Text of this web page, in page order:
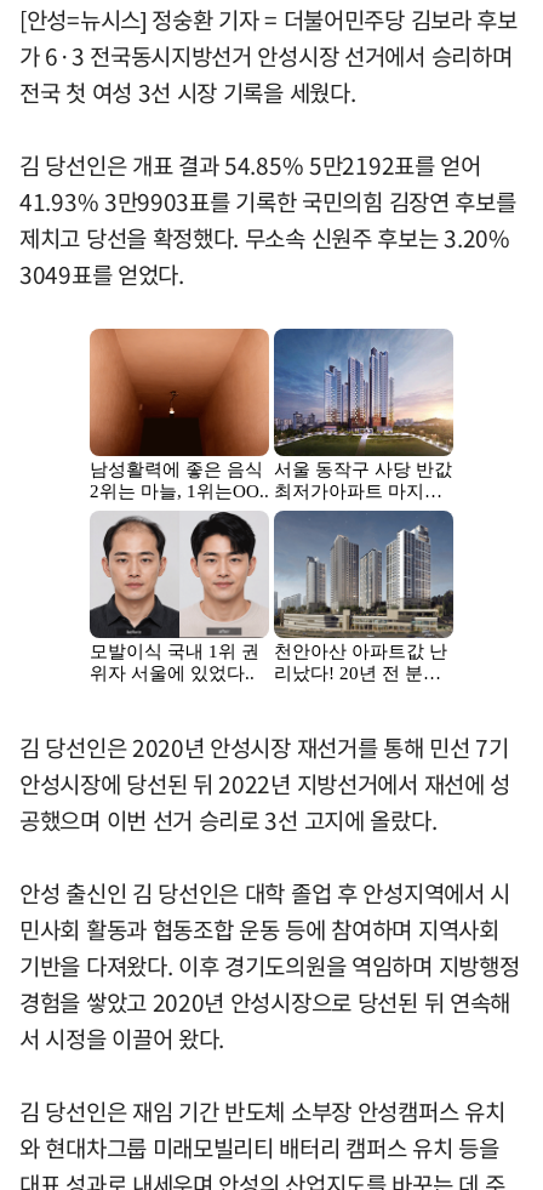
[안성=뉴시스] 정숭환 기자 = 더불어민주당 김보라 후보
가 6·3 전국동시지방선거 안성시장 선거에서 승리하며
전국 첫 여성 3선 시장 기록을 세웠다.
김 당선인은 개표 결과 54.85% 5만2192표를 얻어
41.93% 3만9903표를 기록한 국민의힘 김장연 후보를
제치고 당선을 확정했다. 무소속 신원주 후보는 3.20%
3049표를 얻었다.
김 당선인은 2020년 안성시장 재선거를 통해 민선 7기
안성시장에 당선된 뒤 2022년 지방선거에서 재선에 성
공했으며 이번 선거 승리로 3선 고지에 올랐다.
안성 출신인 김 당선인은 대학 졸업 후 안성지역에서 시
민사회 활동과 협동조합 운동 등에 참여하며 지역사회
기반을 다져왔다. 이후 경기도의원을 역임하며 지방행정
경험을 쌓았고 2020년 안성시장으로 당선된 뒤 연속해
서 시정을 이끌어 왔다.
김 당선인은 재임 기간 반도체 소부장 안성캠퍼스 유치
와 현대차그룹 미래모빌리티 배터리 캠퍼스 유치 등을